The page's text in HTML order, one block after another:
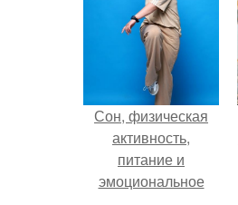
упражнения, видео,
отзывы
Сон, физическая
активность,
питание и
эмоциональное